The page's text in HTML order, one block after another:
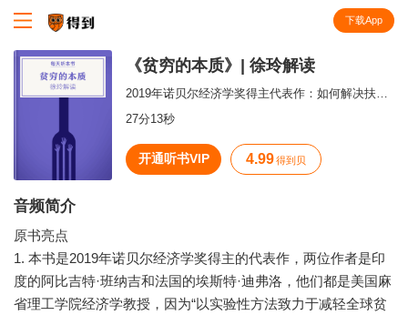
下载App
《贫穷的本质》| 徐玲解读
2019年诺贝尔经济学奖得主代表作：如何解决扶贫难题？
27分13秒
开通听书VIP 4.99 得到贝
音频简介
原书亮点
1. 本书是2019年诺贝尔经济学奖得主的代表作，两位作者是印
度的阿比吉特·班纳吉和法国的埃斯特·迪弗洛，他们都是美国麻
省理工学院经济学教授，因为“以实验性方法致力于减轻全球贫